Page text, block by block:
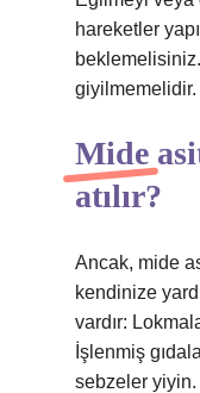
hareketler
giyilmemelidir.
Mide
atılır?
Ancak, mide
kendinize
vardır:
İşlenmiş
sebzeler